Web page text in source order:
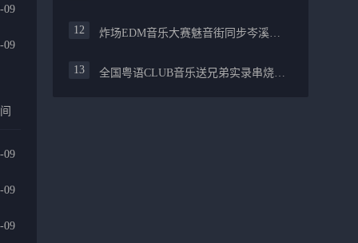
09
09
09
09
09
炸场EDM音乐大赛魅音街同步岑溪安仔阿焱精选炸场歌路串烧
全国粤语CLUB音乐送兄弟实录串烧融合越来越不懂爱的哲学遗憾专辑